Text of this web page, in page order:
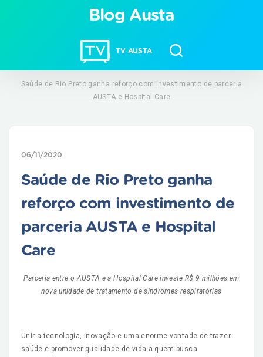
TV AUSTA
Blog Austa
Saúde de Rio Preto ganha reforço com investimento de parceria
AUSTA e Hospital Care
06/11/2020
Saúde de Rio Preto ganha
reforço com investimento de
parceria AUSTA e Hospital
Care
Parceria entre o AUSTA e a Hospital Care investe R$ 9 milhões em
nova unidade de tratamento de síndromes respiratórias
Unir a tecnologia, inovação e uma enorme vontade de trazer
saúde e promover qualidade de vida a quem busca